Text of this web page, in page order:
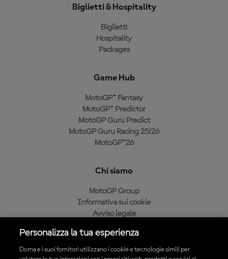
Biglietti & Hospitality
Biglietti
Hospitality
Packages
Game Hub
MotoGP™ Fantasy
MotoGP™ Predictor
MotoGP Guru Predict
MotoGP Guru Racing 25/26
MotoGP™26
Chi siamo
MotoGP Group
Informativa sui cookie
Avviso legale
Condizioni di acquisto
Personalizza la tua esperienza
Dorna e i suoi fornitori utilizzano i cookie e tecnologie simili per